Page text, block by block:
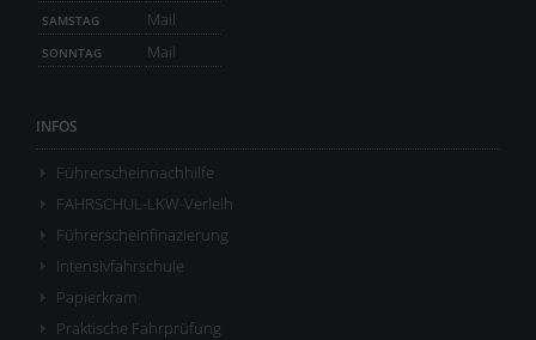
SAMSTAG Mail
SONNTAG Mail
INFOS
Führerscheinnachhilfe
FAHRSCHUL-LKW-Verleih
Führerscheinfinazierung
Intensivfahrschule
Papierkram
Praktische Fahrprüfung